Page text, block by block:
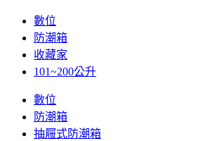
數位
防潮箱
收藏家
101~200公升
數位
防潮箱
抽屜式防潮箱